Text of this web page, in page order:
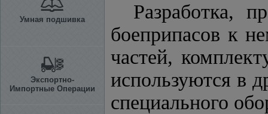
Умная подшивка
Экспортно-
Импортные Операции
Разработка,
боеприпасов к
частей,
используются в
специального